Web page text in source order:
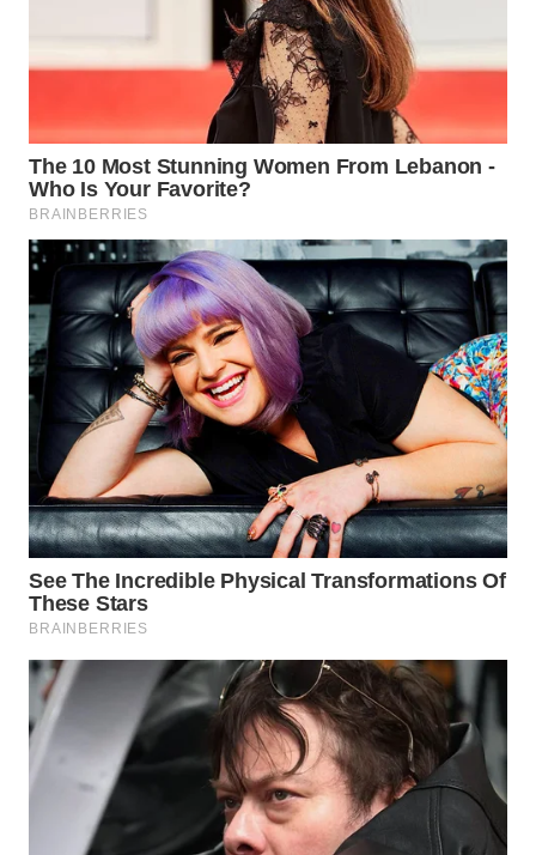
WN
WN
MALUKU
WN
MALUT
WN
DAIRI
WN
DANAU
TOBA
WN
NIAS
WN
LANGKAT
TAPANULI
TANJUNG